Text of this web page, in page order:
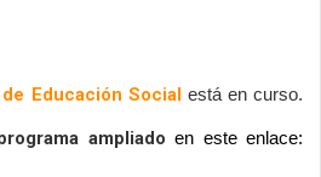
Educación Social
ampliado